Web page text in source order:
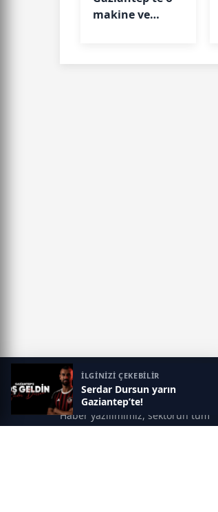
makine ve
İLGİNİZİ ÇEKEBİLİR
Serdar Dursun yarın
Gaziantep’te!
Gaziantep Postası
Haber yazılımımız, sektörün tüm
ihtiyaçlarını karşılayacak şekilde